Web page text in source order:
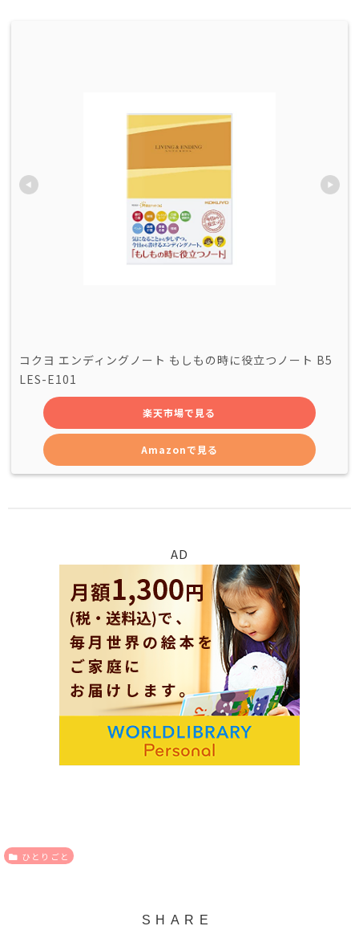
コクヨ エンディングノート もしもの時に役立つノート B5
LES-E101
楽天市場で見る
Amazonで見る
AD
ひとりごと